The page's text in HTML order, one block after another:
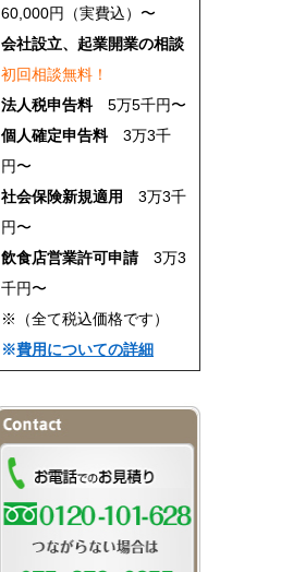
60,000円（実費込）〜
会社設立、起業開業の相談
初回相談無料！
法人税申告料5万5千円〜
個人確定申告料3万3千
円〜
社会保険新規適用 3万3千
円〜
飲食店営業許可申請3万3
千円〜
※（全て税込価格です）
※費用についての詳細